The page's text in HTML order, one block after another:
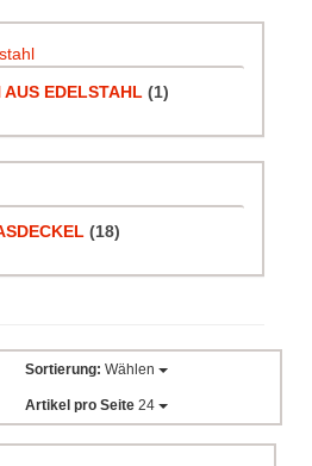
AUS EDELSTAHL (1)
(18)
Sortierung: Wählen
Artikel pro Seite 24